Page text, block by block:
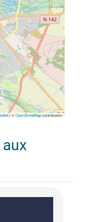
|©OpenStreetMapcontributors